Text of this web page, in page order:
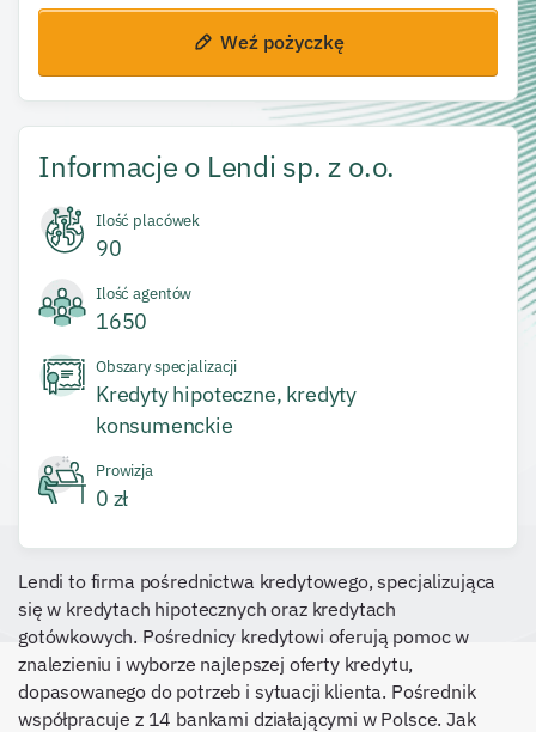
Weź pożyczkę
Informacje o Lendi sp. z o.o.
Ilość placówek
90
Ilość agentów
1650
Obszary specjalizacji
Kredyty hipoteczne, kredyty
konsumenckie
Prowizja
0 zł
Lendi to firma pośrednictwa kredytowego, specjalizująca
się w kredytach hipotecznych oraz kredytach
gotówkowych. Pośrednicy kredytowi oferują pomoc w
znalezieniu i wyborze najlepszej oferty kredytu,
dopasowanego do potrzeb i sytuacji klienta. Pośrednik
współpracuje z 14 bankami działającymi w Polsce. Jak